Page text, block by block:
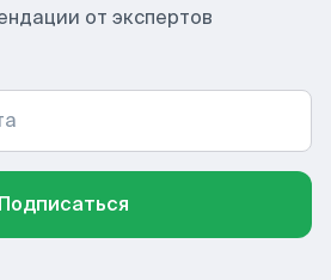
от экспертов
Подписаться